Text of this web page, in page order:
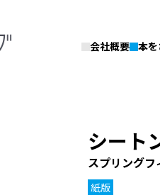
会社概要 本
シート
スプリング
紙版